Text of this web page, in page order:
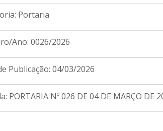
Portaria
Ano: 0026/2026
Publicação: 04/03/2026
PORTARIA Nº 026 DE 04 DE MARÇO